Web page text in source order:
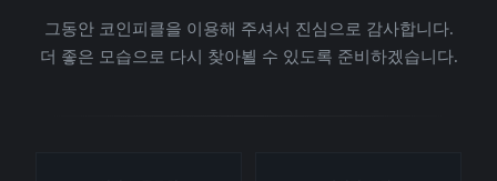
그동안 코인피클을 이용해 주셔서 진심으로 감사합니다.
더 좋은 모습으로 다시 찾아뵐 수 있도록 준비하겠습니다.